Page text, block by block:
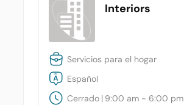
Interiors
Servicios para el hogar
Español
Cerrado | 9:00 am - 6:00 pm